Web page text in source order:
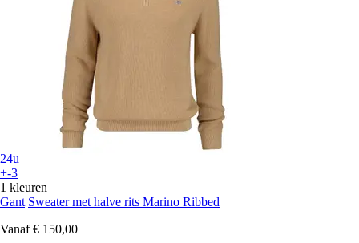
24u
+-3
1 kleuren
Gant Sweater met halve rits Marino Ribbed
Vanaf € 150,00